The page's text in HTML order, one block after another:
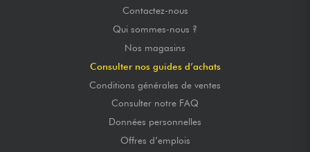
Contactez-nous
Qui sommes-nous ?
Nos magasins
Consulter nos guides d’achats
Conditions générales de ventes
Consulter notre FAQ
Données personnelles
Offres d’emplois